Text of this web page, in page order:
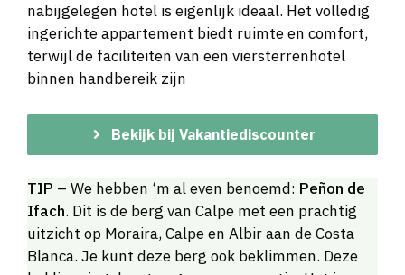
nabijgelegen hotel is eigenlijk ideaal. Het volledig
ingerichte appartement biedt ruimte en comfort,
terwijl de faciliteiten van een viersterrenhotel
binnen handbereik zijn
Bekijk bij Vakantiediscounter
TIP – We hebben ‘m al even benoemd: Peñon de
Ifach. Dit is de berg van Calpe met een prachtig
uitzicht op Moraira, Calpe en Albir aan de Costa
Blanca. Je kunt deze berg ook beklimmen. Deze